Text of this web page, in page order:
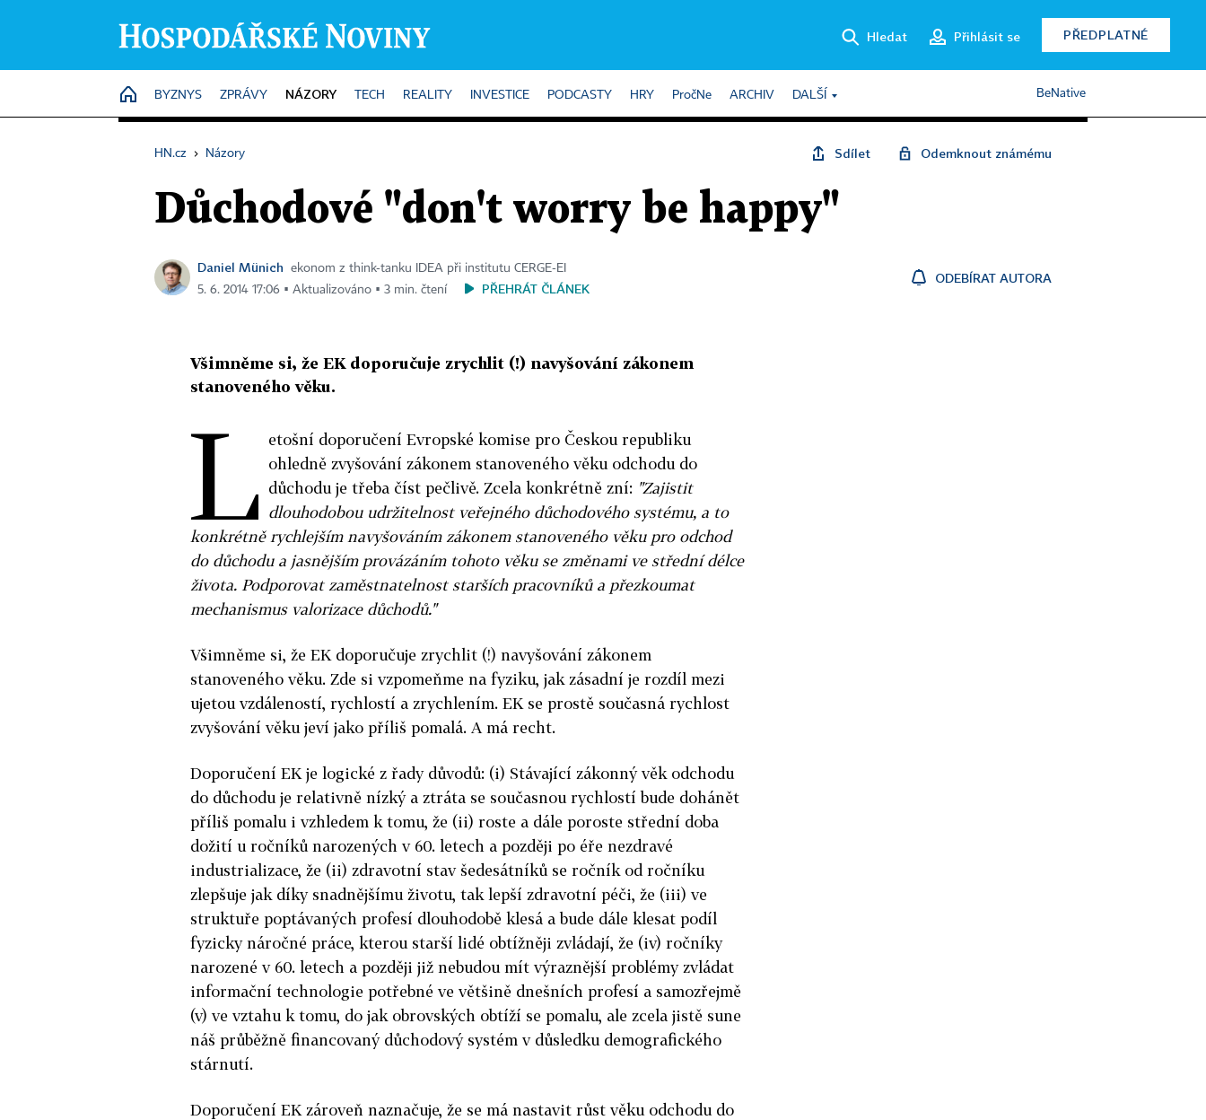
Hledat Přihlásit se PŘEDPLATNÉ
HOME
BYZNYS ZPRÁVY NÁZORY TECH REALITY INVESTICE PODCASTY HRY PročNe ARCHIV DALŠÍ BeNative
HN.cz › Názory Sdílet Odemknout známému
Důchodové "don't worry be happy"
Daniel Münich
ekonom z think‑tanku IDEA při institutu CERGE‑EI
5. 6. 2014 17:06 ▪ Aktualizováno ▪ 3 min. čtení
PŘEHRÁT ČLÁNEK
ODEBÍRAT AUTORA
Všimněme si, že EK doporučuje zrychlit (!) navyšování zákonem
stanoveného věku.
L etošní doporučení Evropské komise pro Českou republiku
ohledně zvyšování zákonem stanoveného věku odchodu do
důchodu je třeba číst pečlivě. Zcela konkrétně zní: "Zajistit
dlouhodobou udržitelnost veřejného důchodového systému, a to
konkrétně rychlejším navyšováním zákonem stanoveného věku pro odchod
do důchodu a jasnějším provázáním tohoto věku se změnami ve střední délce
života. Podporovat zaměstnatelnost starších pracovníků a přezkoumat
mechanismus valorizace důchodů."
Všimněme si, že EK doporučuje zrychlit (!) navyšování zákonem
stanoveného věku. Zde si vzpomeňme na fyziku, jak zásadní je rozdíl mezi
ujetou vzdáleností, rychlostí a zrychlením. EK se prostě současná rychlost
zvyšování věku jeví jako příliš pomalá. A má recht.
Doporučení EK je logické z řady důvodů: (i) Stávající zákonný věk odchodu
do důchodu je relativně nízký a ztráta se současnou rychlostí bude dohánět
příliš pomalu i vzhledem k tomu, že (ii) roste a dále poroste střední doba
dožití u ročníků narozených v 60. letech a později po éře nezdravé
industrializace, že (ii) zdravotní stav šedesátníků se ročník od ročníku
zlepšuje jak díky snadnějšímu životu, tak lepší zdravotní péči, že (iii) ve
struktuře poptávaných profesí dlouhodobě klesá a bude dále klesat podíl
fyzicky náročné práce, kterou starší lidé obtížněji zvládají, že (iv) ročníky
narozené v 60. letech a později již nebudou mít výraznější problémy zvládat
informační technologie potřebné ve většině dnešních profesí a samozřejmě
(v) ve vztahu k tomu, do jak obrovských obtíží se pomalu, ale zcela jistě sune
náš průběžně financovaný důchodový systém v důsledku demografického
stárnutí.
Doporučení EK zároveň naznačuje, že se má nastavit růst věku odchodu do